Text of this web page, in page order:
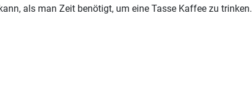
als man Zeit benötigt, um eine Tasse Kaffee zu trinken.